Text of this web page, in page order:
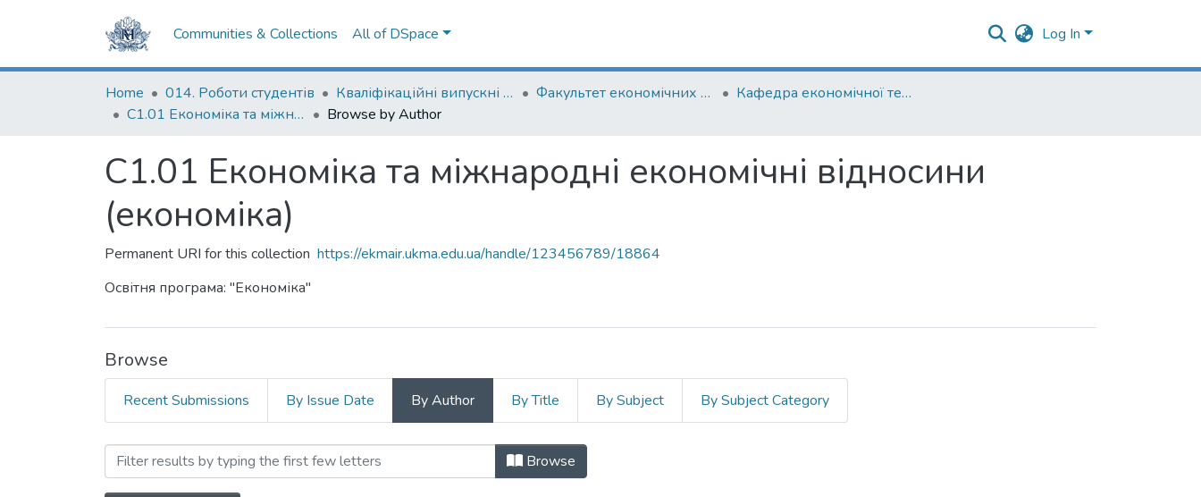
Communities & Collections All of DSpace Log In
Home 014. Роботи студентів Кваліфікаційні випускні роботи здобувачів вищої освіти бакалаврських програм Факультет економічних наук
Кафедра економічної теорії
С1.01 Економіка та міжнародні економічні відносини (економіка)
Browse by Author
С1.01 Економіка та міжнародні економічні відносини
(економіка)
Permanent URI for this collection https://ekmair.ukma.edu.ua/handle/123456789/18864
Освітня програма: "Економіка"
Browse
Recent Submissions By Issue Date By Author By Title By Subject By Subject Category
Browsing С1.01 Економіка та міжнародні економічні відносини (економіка) by Author
Browse